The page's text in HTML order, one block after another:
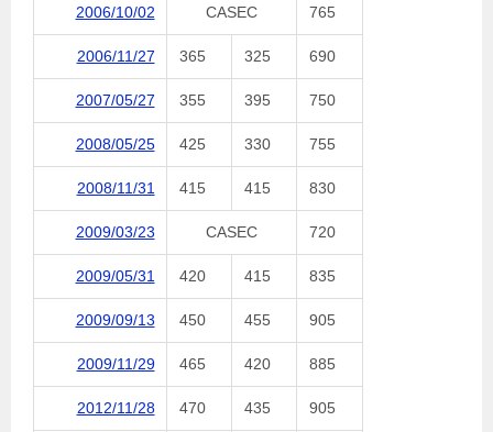
2006/10/02 CASEC 765
2006/11/27 365 325 690
2007/05/27 355 395 750
2008/05/25 425 330 755
2008/11/31 415 415 830
2009/03/23 CASEC 720
2009/05/31 420 415 835
2009/09/13 450 455 905
2009/11/29 465 420 885
2012/11/28 470 435 905